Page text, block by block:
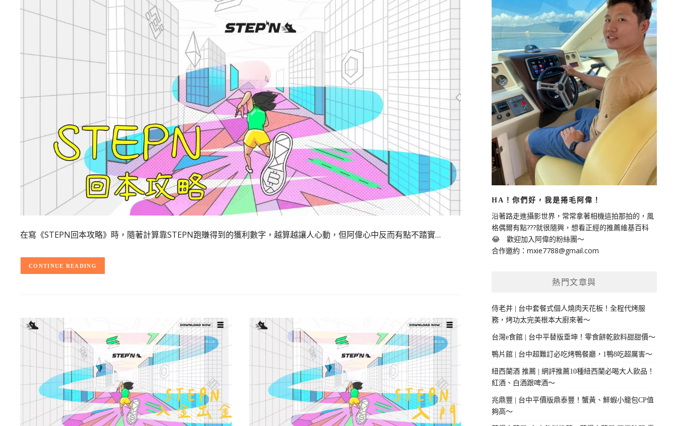
在寫《STEPN回本攻略》時，隨著計算靠STEPN跑賺得到的獲利數字，越算越讓人心動，但阿偉心中反而有點不踏實…
CONTINUE READING
HA！你們好，我是捲毛阿偉！
沿著路走進攝影世界，常常拿著相機這拍那拍的，風
格偶爾有點???就很隨興，想看正經的推薦維基百科
😂 歡迎加入阿偉的粉絲團～
合作邀約： mxie7788@gmail.com
熱門文章與
侍老井 | 台中套餐式個人燒肉天花板！全程代烤服
務，烤功太完美根本大廚來著～
台灣e食館 | 台中平替版垂坤！零食餅乾飲料甜甜價～
鴨片館 | 台中超難訂必吃烤鴨餐廳，1鴨8吃超厲害～
紐西蘭酒 推薦 | 網評推薦10種紐西蘭必喝大人飲品！
紅酒、白酒跟啤酒～
兆鼎豐 | 台中平價版鼎泰豐！蟹黃、鮮蝦小籠包CP值
夠高～